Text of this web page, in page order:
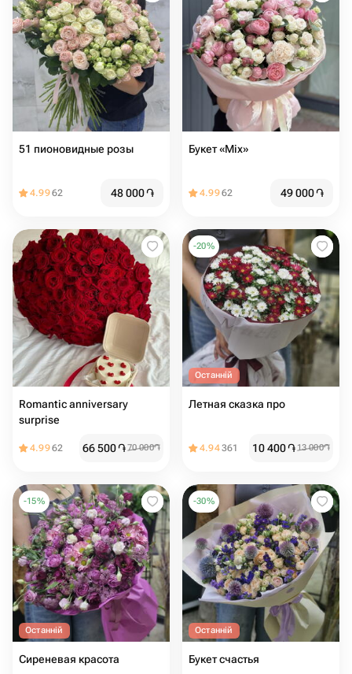
51 пионовидные розы
4.9962 48 000֏
Букет «Mix»
4.9962 49 000֏
Romantic anniversary
surprise
4.9962 66 500֏70 000֏
-20%
Останній
Летная сказка про
4.94361 10 400֏13 000֏
-15%
Останній
Сиреневая красота
-30%
Останній
Букет счастья